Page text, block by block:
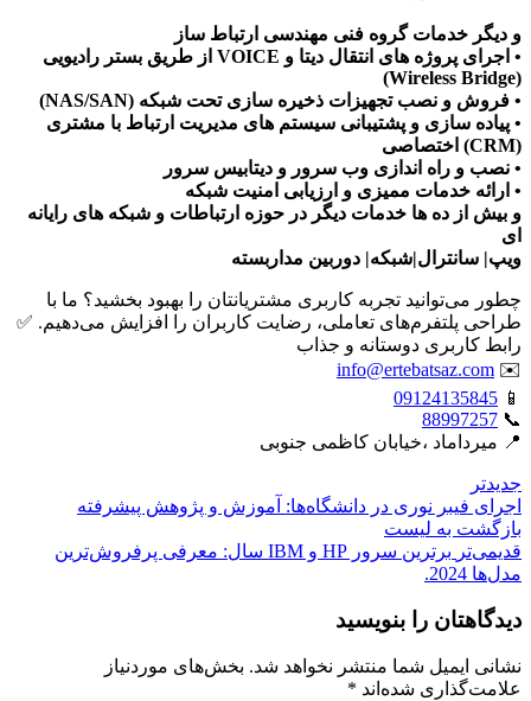
و دیگر خدمات گروه فنی مهندسی ارتباط ساز
• اجرای پروژه های انتقال دیتا و VOICE از طریق بستر رادیویی
(Wireless Bridge)
• فروش و نصب تجهیزات ذخیره سازی تحت شبکه (NAS/SAN)
• پیاده سازی و پشتیبانی سیستم های مدیریت ارتباط با مشتری
(CRM) اختصاصی
• نصب و راه اندازی وب سرور و دیتابیس سرور
• ارائه خدمات ممیزی و ارزیابی امنیت شبکه
و بیش از ده ها خدمات دیگر در حوزه ارتباطات و شبکه های رایانه
ای
ویپ| سانترال|شبکه| دوربین مداربسته
چطور می‌توانید تجربه کاربری مشتریانتان را بهبود بخشید؟ ما با
طراحی پلتفرم‌های تعاملی، رضایت کاربران را افزایش می‌دهیم. ✅
رابط کاربری دوستانه و جذاب
✉️
info@ertebatsaz.com
📱
09124135845
📞
88997257
📍 میرداماد ،خیابان کاظمی جنوبی
جدیدتر
اجرای فیبر نوری در دانشگاه‌ها: آموزش و پژوهش پیشرفته
بازگشت بە لیست
قدیمی‌تر
برترین سرور HP و IBM سال: معرفی پرفروش‌ترین
مدل‌ها 2024.
دیدگاهتان را بنویسید
نشانی ایمیل شما منتشر نخواهد شد. بخش‌های موردنیاز
علامت‌گذاری شده‌اند *